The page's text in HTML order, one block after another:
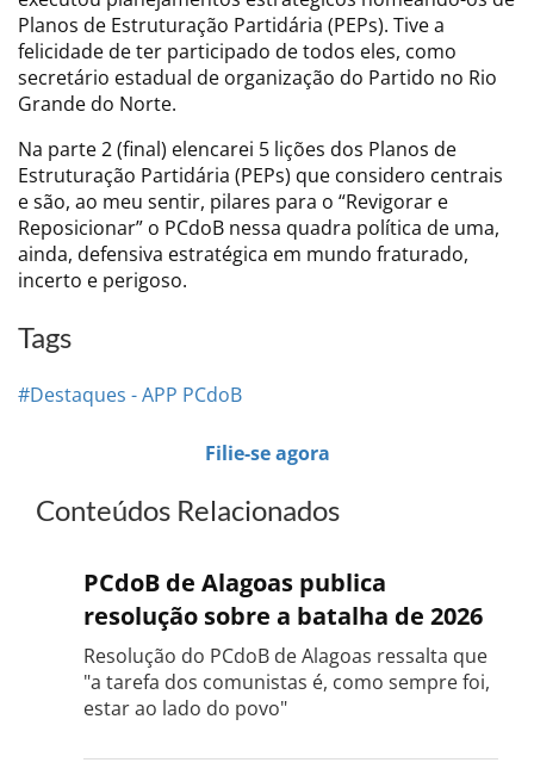
Planos de Estruturação Partidária (PEPs). Tive a
felicidade de ter participado de todos eles, como
secretário estadual de organização do Partido no Rio
Grande do Norte.
Na parte 2 (final) elencarei 5 lições dos Planos de
Estruturação Partidária (PEPs) que considero centrais
e são, ao meu sentir, pilares para o “Revigorar e
Reposicionar” o PCdoB nessa quadra política de uma,
ainda, defensiva estratégica em mundo fraturado,
incerto e perigoso.
Tags
#Destaques - APP PCdoB
Filie-se agora
Conteúdos Relacionados
PCdoB de Alagoas publica
resolução sobre a batalha de 2026
Resolução do PCdoB de Alagoas ressalta que
"a tarefa dos comunistas é, como sempre foi,
estar ao lado do povo"